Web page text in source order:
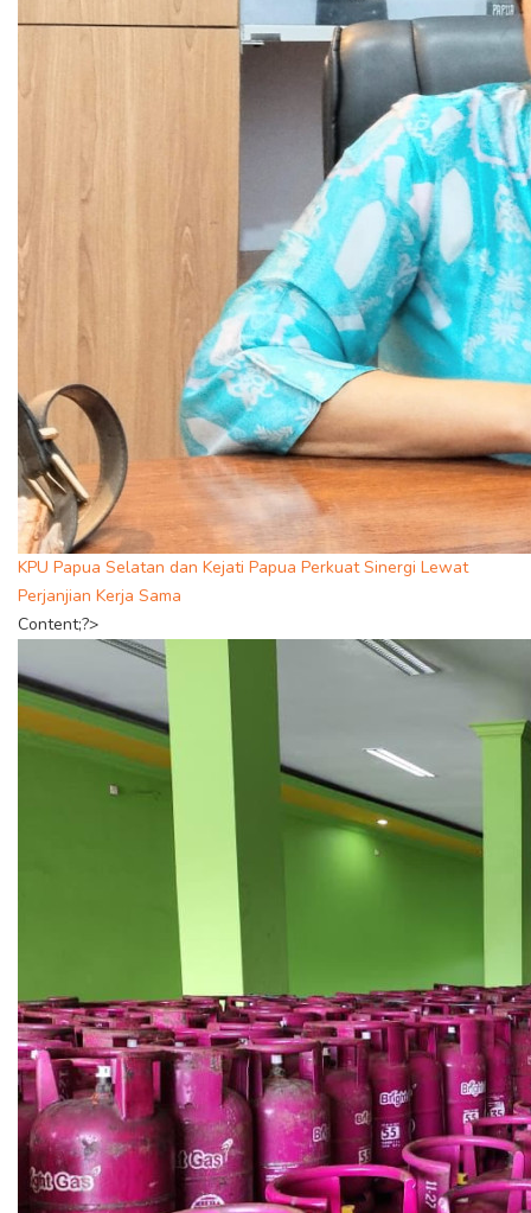
KPU Papua Selatan dan Kejati Papua Perkuat Sinergi Lewat
Perjanjian Kerja Sama
Content;?>